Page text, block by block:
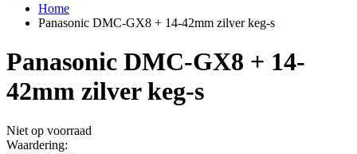
Home
Panasonic DMC-GX8 + 14-42mm zilver keg-s
Panasonic DMC-GX8 + 14-
42mm zilver keg-s
Niet op voorraad
Waardering: